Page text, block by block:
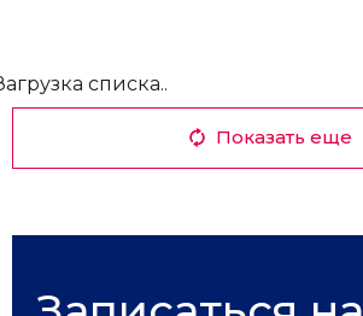
списка..
Показать еще